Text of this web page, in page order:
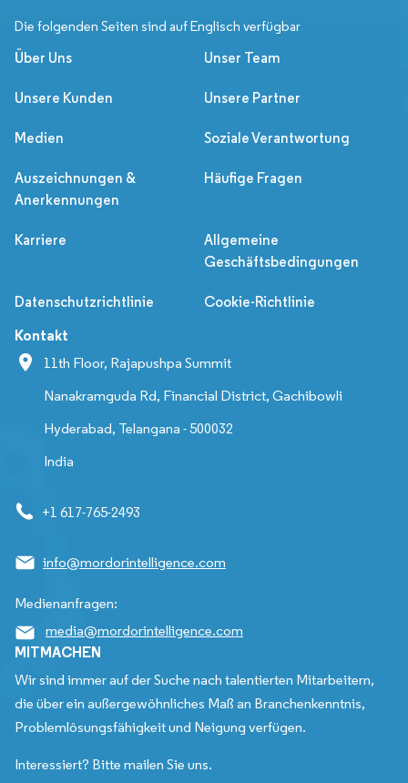
Die folgenden Seiten sind auf Englisch verfügbar
Über Uns Unser Team
Unsere Kunden Unsere Partner
Medien Soziale Verantwortung
Auszeichnungen &
Anerkennungen
Häufige Fragen
Karriere
Allgemeine
Geschäftsbedingungen
Datenschutzrichtlinie Cookie-Richtlinie
Kontakt
11th Floor, Rajapushpa Summit
Nanakramguda Rd, Financial District, Gachibowli
Hyderabad, Telangana - 500032
India
+1 617-765-2493
info@mordorintelligence.com
Medienanfragen:
media@mordorintelligence.com
MITMACHEN
Wir sind immer auf der Suche nach talentierten Mitarbeitern,
die über ein außergewöhnliches Maß an Branchenkenntnis,
Problemlösungsfähigkeit und Neigung verfügen.
Interessiert? Bitte mailen Sie uns.